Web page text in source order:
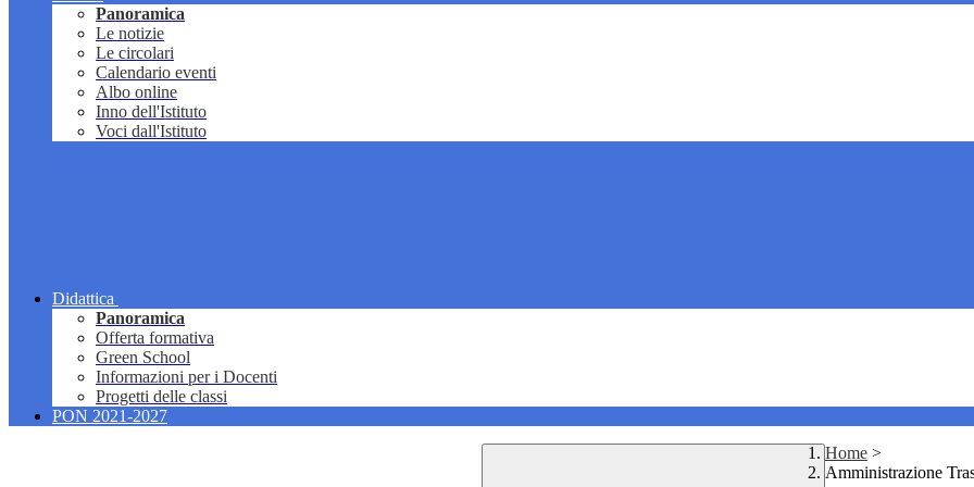
Panoramica
Le notizie
Le circolari
Calendario eventi
Albo online
Inno dell'Istituto
Voci dall'Istituto
Didattica
Panoramica
Offerta formativa
Green School
Informazioni per i Docenti
Progetti delle classi
PON 2021-2027
Home >
Amministrazione